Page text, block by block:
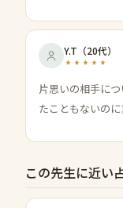
Y.T （20代）
片思いの相手に
たこともないのに
この先生に近い